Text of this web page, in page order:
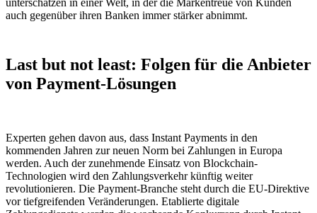
auch gegenüber ihren Banken immer stärker abnimmt.
Last but not least: Folgen für die Anbieter
von Payment-Lösungen
Experten gehen davon aus, dass Instant Payments in den
kommenden Jahren zur neuen Norm bei Zahlungen in Europa
werden. Auch der zunehmende Einsatz von Blockchain-
Technologien wird den Zahlungsverkehr künftig weiter
revolutionieren. Die Payment-Branche steht durch die EU-Direktive
vor tiefgreifenden Veränderungen. Etablierte digitale